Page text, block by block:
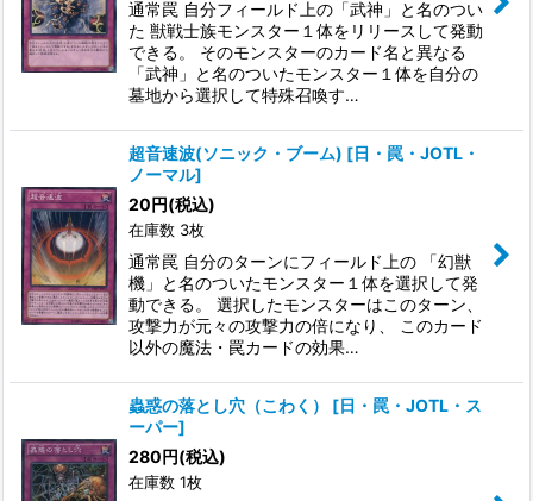
通常罠 自分フィールド上の「武神」と名のつい
た 獣戦士族モンスター１体をリリースして発動
できる。 そのモンスターのカード名と異なる
「武神」と名のついたモンスター１体を自分の
墓地から選択して特殊召喚す…
超音速波(ソニック・ブーム) [日・罠・JOTL・
ノーマル]
20円(税込)
在庫数 3枚
通常罠 自分のターンにフィールド上の 「幻獣
機」と名のついたモンスター１体を選択して発
動できる。 選択したモンスターはこのターン、
攻撃力が元々の攻撃力の倍になり、 このカード
以外の魔法・罠カードの効果…
蟲惑の落とし穴（こわく） [日・罠・JOTL・ス
ーパー]
280円(税込)
在庫数 1枚